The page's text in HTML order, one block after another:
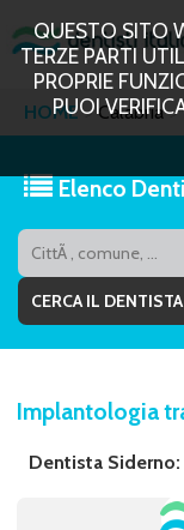
QUESTO SITO
TERZE PARTI
PROPRIE
PUOI
HOME Calabria
Elenco
Implantologia
Dentista